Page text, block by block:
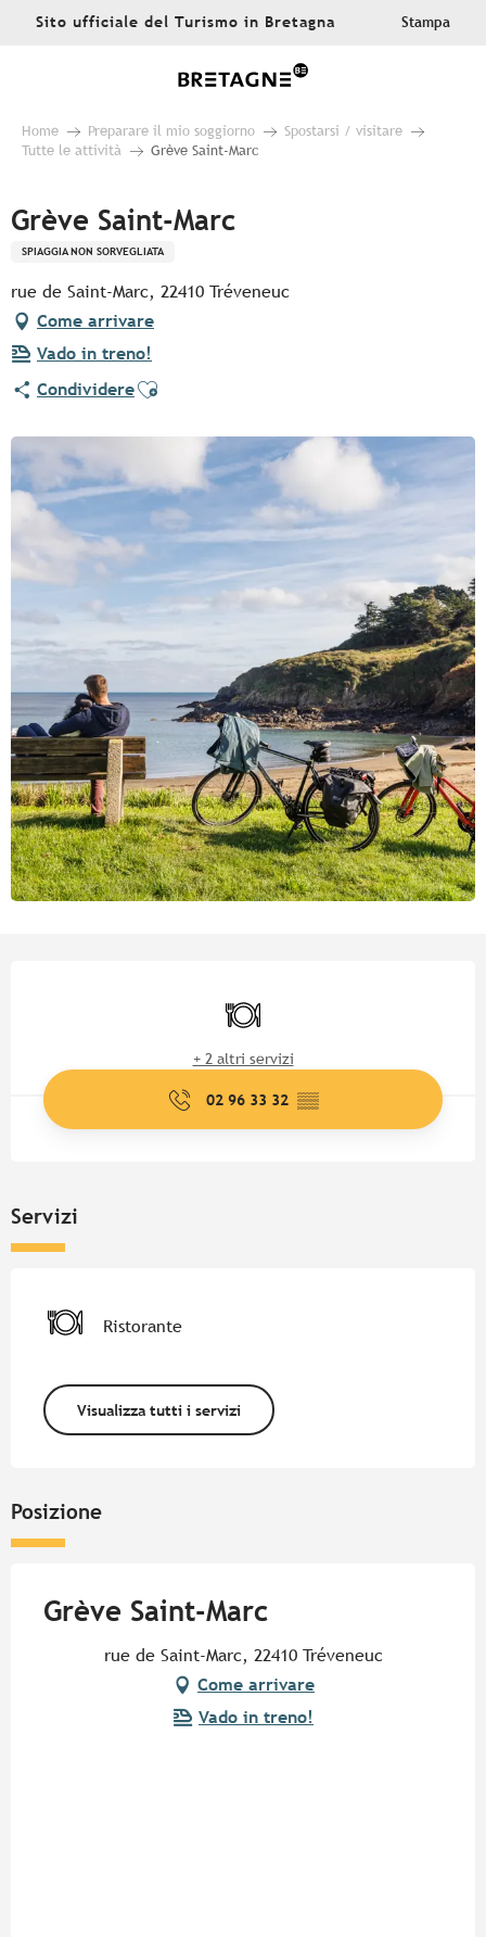
AllerSito ufficiale del Turismo in Bretagna Stampa
Home Preparare il mio soggiorno
Spostarsi / visitare
Tutte le attività
Grève Saint-Marc
Grève Saint-Marc
SPIAGGIA NON SORVEGLIATA
rue de Saint-Marc, 22410 Tréveneuc
Come arrivare
Vado in treno!
CondividereAjouter aux favoris
Ristorante
+ 2 altri servizi
02 96 33 32 ▒▒
Servizi
Ristorante
Visualizza tutti i servizi
Posizione
Grève Saint-Marc
rue de Saint-Marc, 22410 Tréveneuc
Come arrivare
Vado in treno!